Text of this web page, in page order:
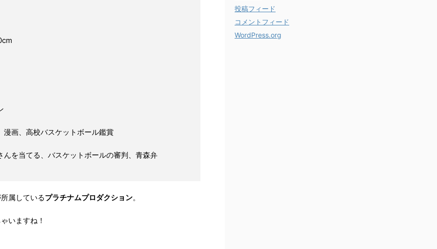
漫画、高校バスケットボール鑑賞
を当てる、バスケットボールの審判、青森弁
属しているプラチナムプロダクション。
いますね！
投稿フィード
コメントフィード
WordPress.org